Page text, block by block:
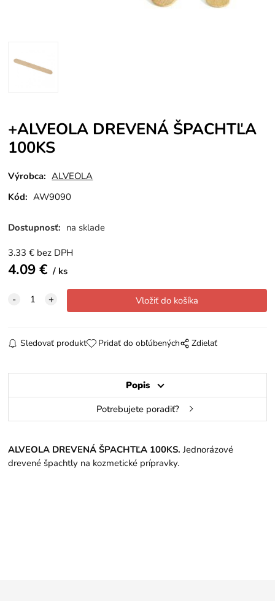
+ALVEOLA DREVENÁ ŠPACHTĽA
100KS
Výrobca: ALVEOLA
Kód: AW9090
Dostupnosť: na sklade
3.33 € bez DPH
4.09€ ks
Sledovať produkt Pridať do obľúbených Zdielať
Popis
Potrebujete poradiť?
ALVEOLA DREVENÁ ŠPACHTĽA 100KS. Jednorázové
drevené špachtly na kozmetické prípravky.